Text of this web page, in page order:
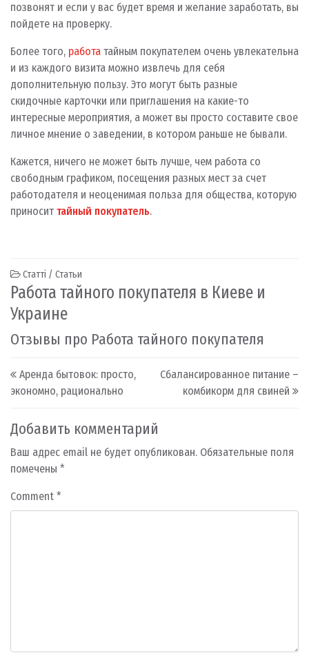
позвонят и если у вас будет время и желание заработать, вы
пойдете на проверку.
Более того, работа тайным покупателем очень увлекательна
и из каждого визита можно извлечь для себя
дополнительную пользу. Это могут быть разные
скидочные карточки или приглашения на какие-то
интересные мероприятия, а может вы просто составите свое
личное мнение о заведении, в котором раньше не бывали.
Кажется, ничего не может быть лучше, чем работа со
свободным графиком, посещения разных мест за счет
работодателя и неоценимая польза для общества, которую
приносит тайный покупатель.
Статті / Статьи
Работа тайного покупателя в Киеве и
Украине
Отзывы про Работа тайного покупателя
Post navigation
Аренда бытовок: просто,
экономно, рационально
Сбалансированное питание –
комбикорм для свиней
Добавить комментарий
Ваш адрес email не будет опубликован. Обязательные поля
помечены *
Comment *